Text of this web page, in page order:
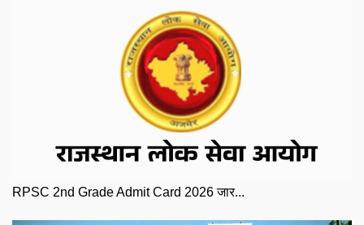
RPSC 2nd Grade Admit Card 2026 जार...